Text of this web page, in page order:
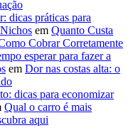
dicas práticas para
em Quanto Custa
Cobrar Corretamente
esperar para fazer a
em Dor nas costas alta: o
dicas para economizar
Qual o carro é mais
aqui